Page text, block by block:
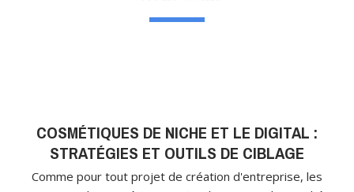
COSMÉTIQUES DE NICHE ET LE DIGITAL :
STRATÉGIES ET OUTILS DE CIBLAGE
Comme pour tout projet de création d'entreprise, les